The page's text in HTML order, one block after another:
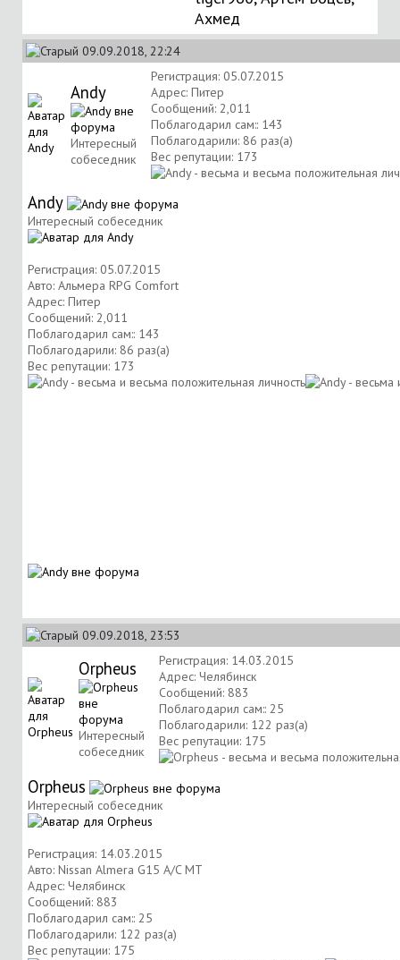
Ахмед
09.09.2018, 22:24
Andy
Интересный
собеседник
Регистрация: 05.07.2015
Адрес: Питер
Сообщений: 2,011
Поблагодарил сам:: 143
Поблагодарили: 86 раз(а)
Вес репутации: 173
Andy
Интересный собеседник
Регистрация: 05.07.2015
Авто: Альмера RPG Comfort
Адрес: Питер
Сообщений: 2,011
Поблагодарил сам:: 143
Поблагодарили: 86 раз(а)
Вес репутации: 173
09.09.2018, 23:53
Orpheus
Интересный
собеседник
Регистрация: 14.03.2015
Адрес: Челябинск
Сообщений: 883
Поблагодарил сам:: 25
Поблагодарили: 122 раз(а)
Вес репутации: 175
Orpheus
Интересный собеседник
Регистрация: 14.03.2015
Авто: Nissan Almera G15 A/C MT
Адрес: Челябинск
Сообщений: 883
Поблагодарил сам:: 25
Поблагодарили: 122 раз(а)
Вес репутации: 175